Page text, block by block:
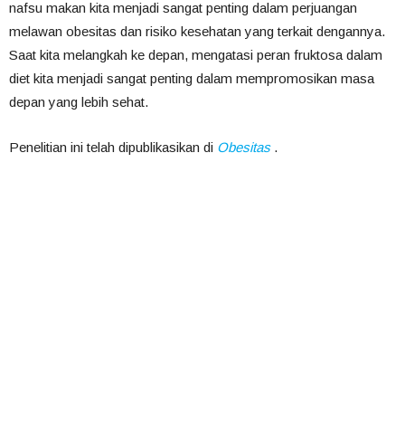
nafsu makan kita menjadi sangat penting dalam perjuangan
melawan obesitas dan risiko kesehatan yang terkait dengannya.
Saat kita melangkah ke depan, mengatasi peran fruktosa dalam
diet kita menjadi sangat penting dalam mempromosikan masa
depan yang lebih sehat.
Penelitian ini telah dipublikasikan di Obesitas.